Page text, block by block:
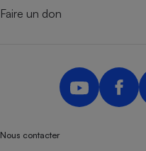
Faire un don
Nous contacter